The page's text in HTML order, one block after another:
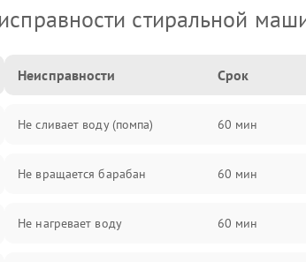
стиральной
Неисправности Срок
Не сливает воду (помпа) 60 мин
Не вращается барабан 60 мин
Не нагревает воду 60 мин